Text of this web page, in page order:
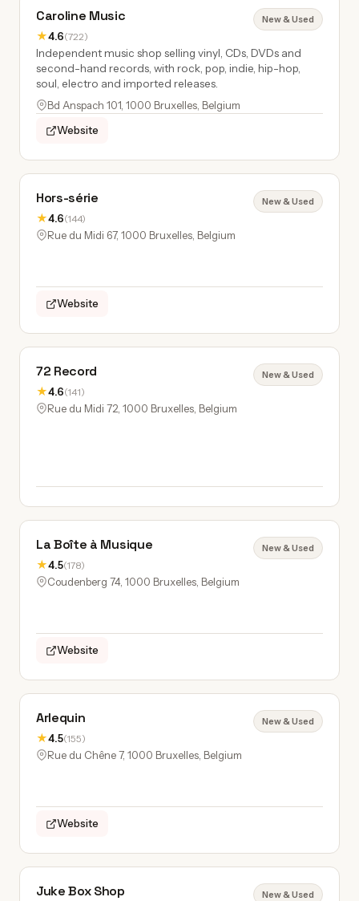
Caroline Music
★4.6(722)
New & Used
Independent music shop selling vinyl, CDs, DVDs and
second-hand records, with rock, pop, indie, hip-hop,
soul, electro and imported releases.
Bd Anspach 101, 1000 Bruxelles, Belgium
Website
Hors-série
★4.6(144)
New & Used
Rue du Midi 67, 1000 Bruxelles, Belgium
Website
72 Record
★4.6(141)
New & Used
Rue du Midi 72, 1000 Bruxelles, Belgium
La Boîte à Musique
★4.5(178)
New & Used
Coudenberg 74, 1000 Bruxelles, Belgium
Website
Arlequin
★4.5(155)
New & Used
Rue du Chêne 7, 1000 Bruxelles, Belgium
Website
Juke Box Shop New & Used